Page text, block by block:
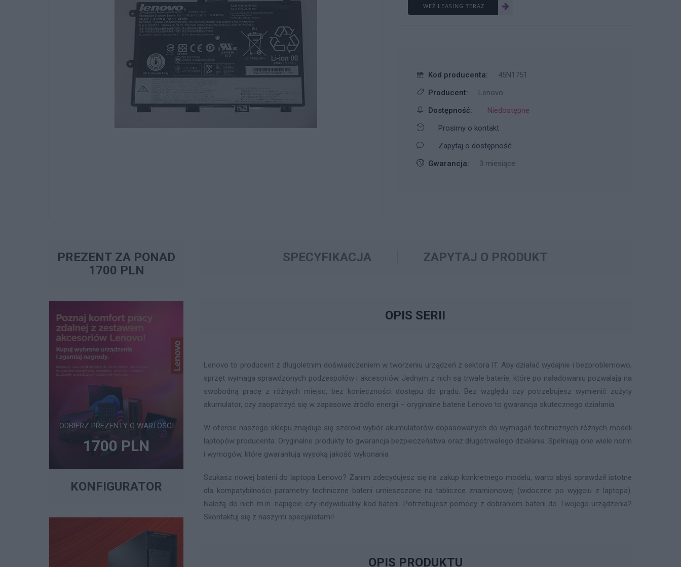
WEŹ LEASING TERAZ
Kod producenta:
45N1751
Producent:
Lenovo
Dostępność:
Niedostępne
Prosimy o kontakt
Zapytaj o dostępność
Gwarancja:
3 miesiące
PREZENT ZA PONAD
1700 PLN
ODBIERZ PREZENTY O WARTOŚCI
1700 PLN
KONFIGURATOR
SPECYFIKACJA ZAPYTAJ O PRODUKT
OPIS SERII
Lenovo to producent z długoletnim doświadczeniem w tworzeniu urządzeń z sektora IT. Aby działać wydajnie i bezproblemowo,
sprzęt wymaga sprawdzonych podzespołów i akcesoriów. Jednym z nich są trwałe baterie, które po naładowaniu pozwalają na
swobodną pracę z różnych miejsc, bez konieczności dostępu do prądu. Bez względu czy potrzebujesz wymienić zużyty
akumulator, czy zaopatrzyć się w zapasowe źródło energii – oryginalne baterie Lenovo to gwarancja skutecznego działania.
W ofercie naszego sklepu znajduje się szeroki wybór akumulatorów dopasowanych do wymagań technicznych różnych modeli
laptopów producenta. Oryginalne produkty to gwarancja bezpieczeństwa oraz długotrwałego działania. Spełniają one wiele norm
i wymogów, które gwarantują wysoką jakość wykonania
Szukasz nowej baterii do laptopa Lenovo? Zanim zdecydujesz się na zakup konkretnego modelu, warto abyś sprawdził istotne
dla kompatybilności parametry techniczne baterii umieszczone na tabliczce znamionowej (widoczne po wyjęciu z laptopa).
Należą do nich m.in. napięcie czy indywidualny kod baterii. Potrzebujesz pomocy z dobraniem baterii do Twojego urządzenia?
Skontaktuj się z naszymi specjalistami!
OPIS PRODUKTU